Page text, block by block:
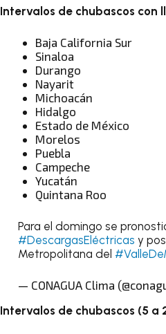
Intervalos de chubascos con
Baja California Sur
Sinaloa
Durango
Nayarit
Michoacán
Hidalgo
Estado de México
Morelos
Puebla
Campeche
Yucatán
Quintana Roo
Para el domingo se
#DescargasEléctricas y
Metropolitana del
— CONAGUA Clima
Intervalos de chubascos (5 a